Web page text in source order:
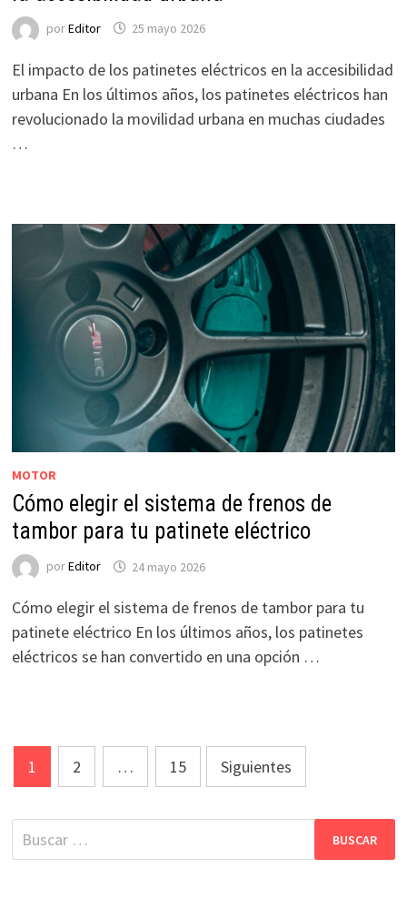
porEditor 25 mayo 2026
El impacto de los patinetes eléctricos en la accesibilidad
urbana En los últimos años, los patinetes eléctricos han
revolucionado la movilidad urbana en muchas ciudades
…
MOTOR
Cómo elegir el sistema de frenos de
tambor para tu patinete eléctrico
porEditor 24 mayo 2026
Cómo elegir el sistema de frenos de tambor para tu
patinete eléctrico En los últimos años, los patinetes
eléctricos se han convertido en una opción …
Paginación
de
entradas
1 2 … 15 Siguientes
Buscar: